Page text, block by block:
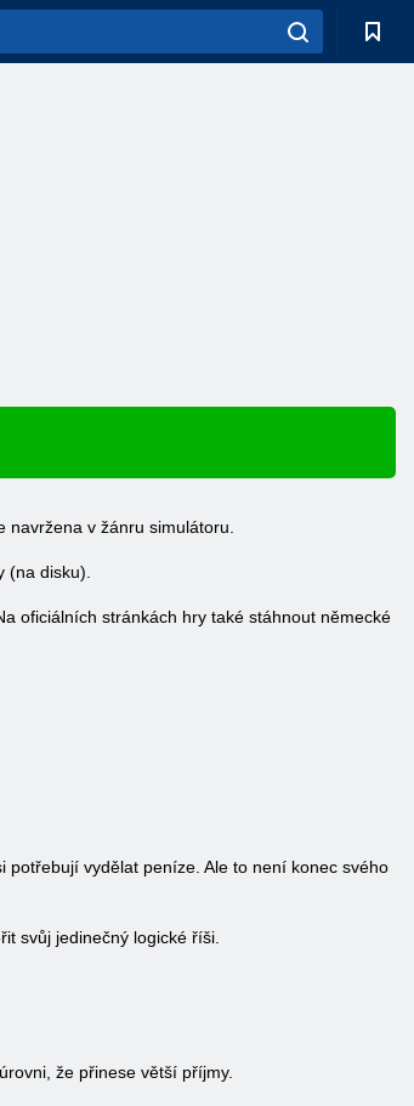
v žánru simulátoru.
disku).
oficiálních stránkách hry také stáhnout německé
vydělat peníze. Ale to není konec svého
svůj jedinečný logické říši.
že přinese větší příjmy.